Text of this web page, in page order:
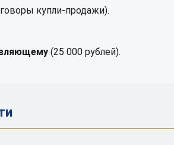
купли-продажи).
(25 000 рублей).